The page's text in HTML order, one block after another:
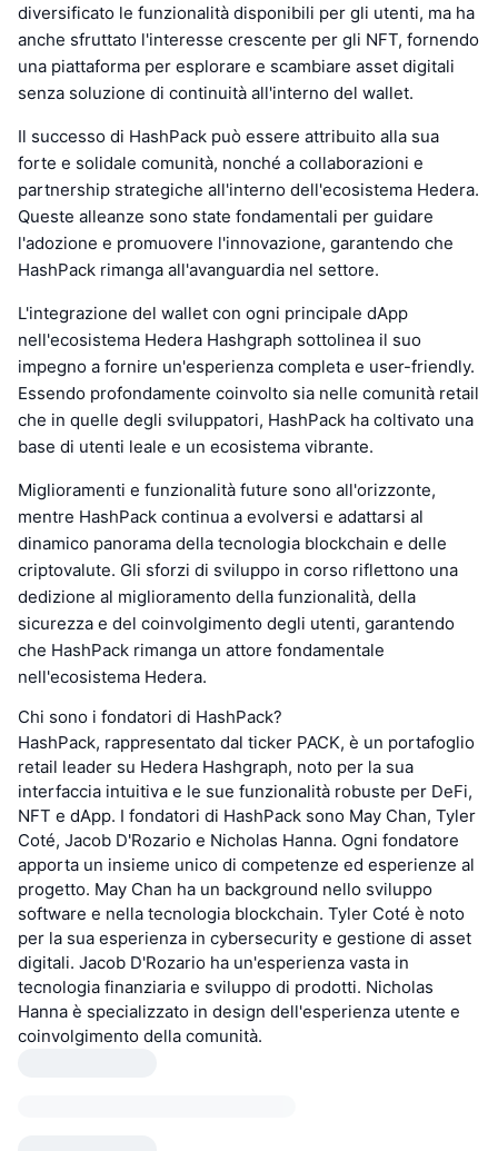
diversificato le funzionalità disponibili per gli utenti, ma ha
anche sfruttato l'interesse crescente per gli NFT, fornendo
una piattaforma per esplorare e scambiare asset digitali
senza soluzione di continuità all'interno del wallet.
Il successo di HashPack può essere attribuito alla sua
forte e solidale comunità, nonché a collaborazioni e
partnership strategiche all'interno dell'ecosistema Hedera.
Queste alleanze sono state fondamentali per guidare
l'adozione e promuovere l'innovazione, garantendo che
HashPack rimanga all'avanguardia nel settore.
L'integrazione del wallet con ogni principale dApp
nell'ecosistema Hedera Hashgraph sottolinea il suo
impegno a fornire un'esperienza completa e user-friendly.
Essendo profondamente coinvolto sia nelle comunità retail
che in quelle degli sviluppatori, HashPack ha coltivato una
base di utenti leale e un ecosistema vibrante.
Miglioramenti e funzionalità future sono all'orizzonte,
mentre HashPack continua a evolversi e adattarsi al
dinamico panorama della tecnologia blockchain e delle
criptovalute. Gli sforzi di sviluppo in corso riflettono una
dedizione al miglioramento della funzionalità, della
sicurezza e del coinvolgimento degli utenti, garantendo
che HashPack rimanga un attore fondamentale
nell'ecosistema Hedera.
Chi sono i fondatori di HashPack?
HashPack, rappresentato dal ticker PACK, è un portafoglio
retail leader su Hedera Hashgraph, noto per la sua
interfaccia intuitiva e le sue funzionalità robuste per DeFi,
NFT e dApp. I fondatori di HashPack sono May Chan, Tyler
Coté, Jacob D'Rozario e Nicholas Hanna. Ogni fondatore
apporta un insieme unico di competenze ed esperienze al
progetto. May Chan ha un background nello sviluppo
software e nella tecnologia blockchain. Tyler Coté è noto
per la sua esperienza in cybersecurity e gestione di asset
digitali. Jacob D'Rozario ha un'esperienza vasta in
tecnologia finanziaria e sviluppo di prodotti. Nicholas
Hanna è specializzato in design dell'esperienza utente e
coinvolgimento della comunità.